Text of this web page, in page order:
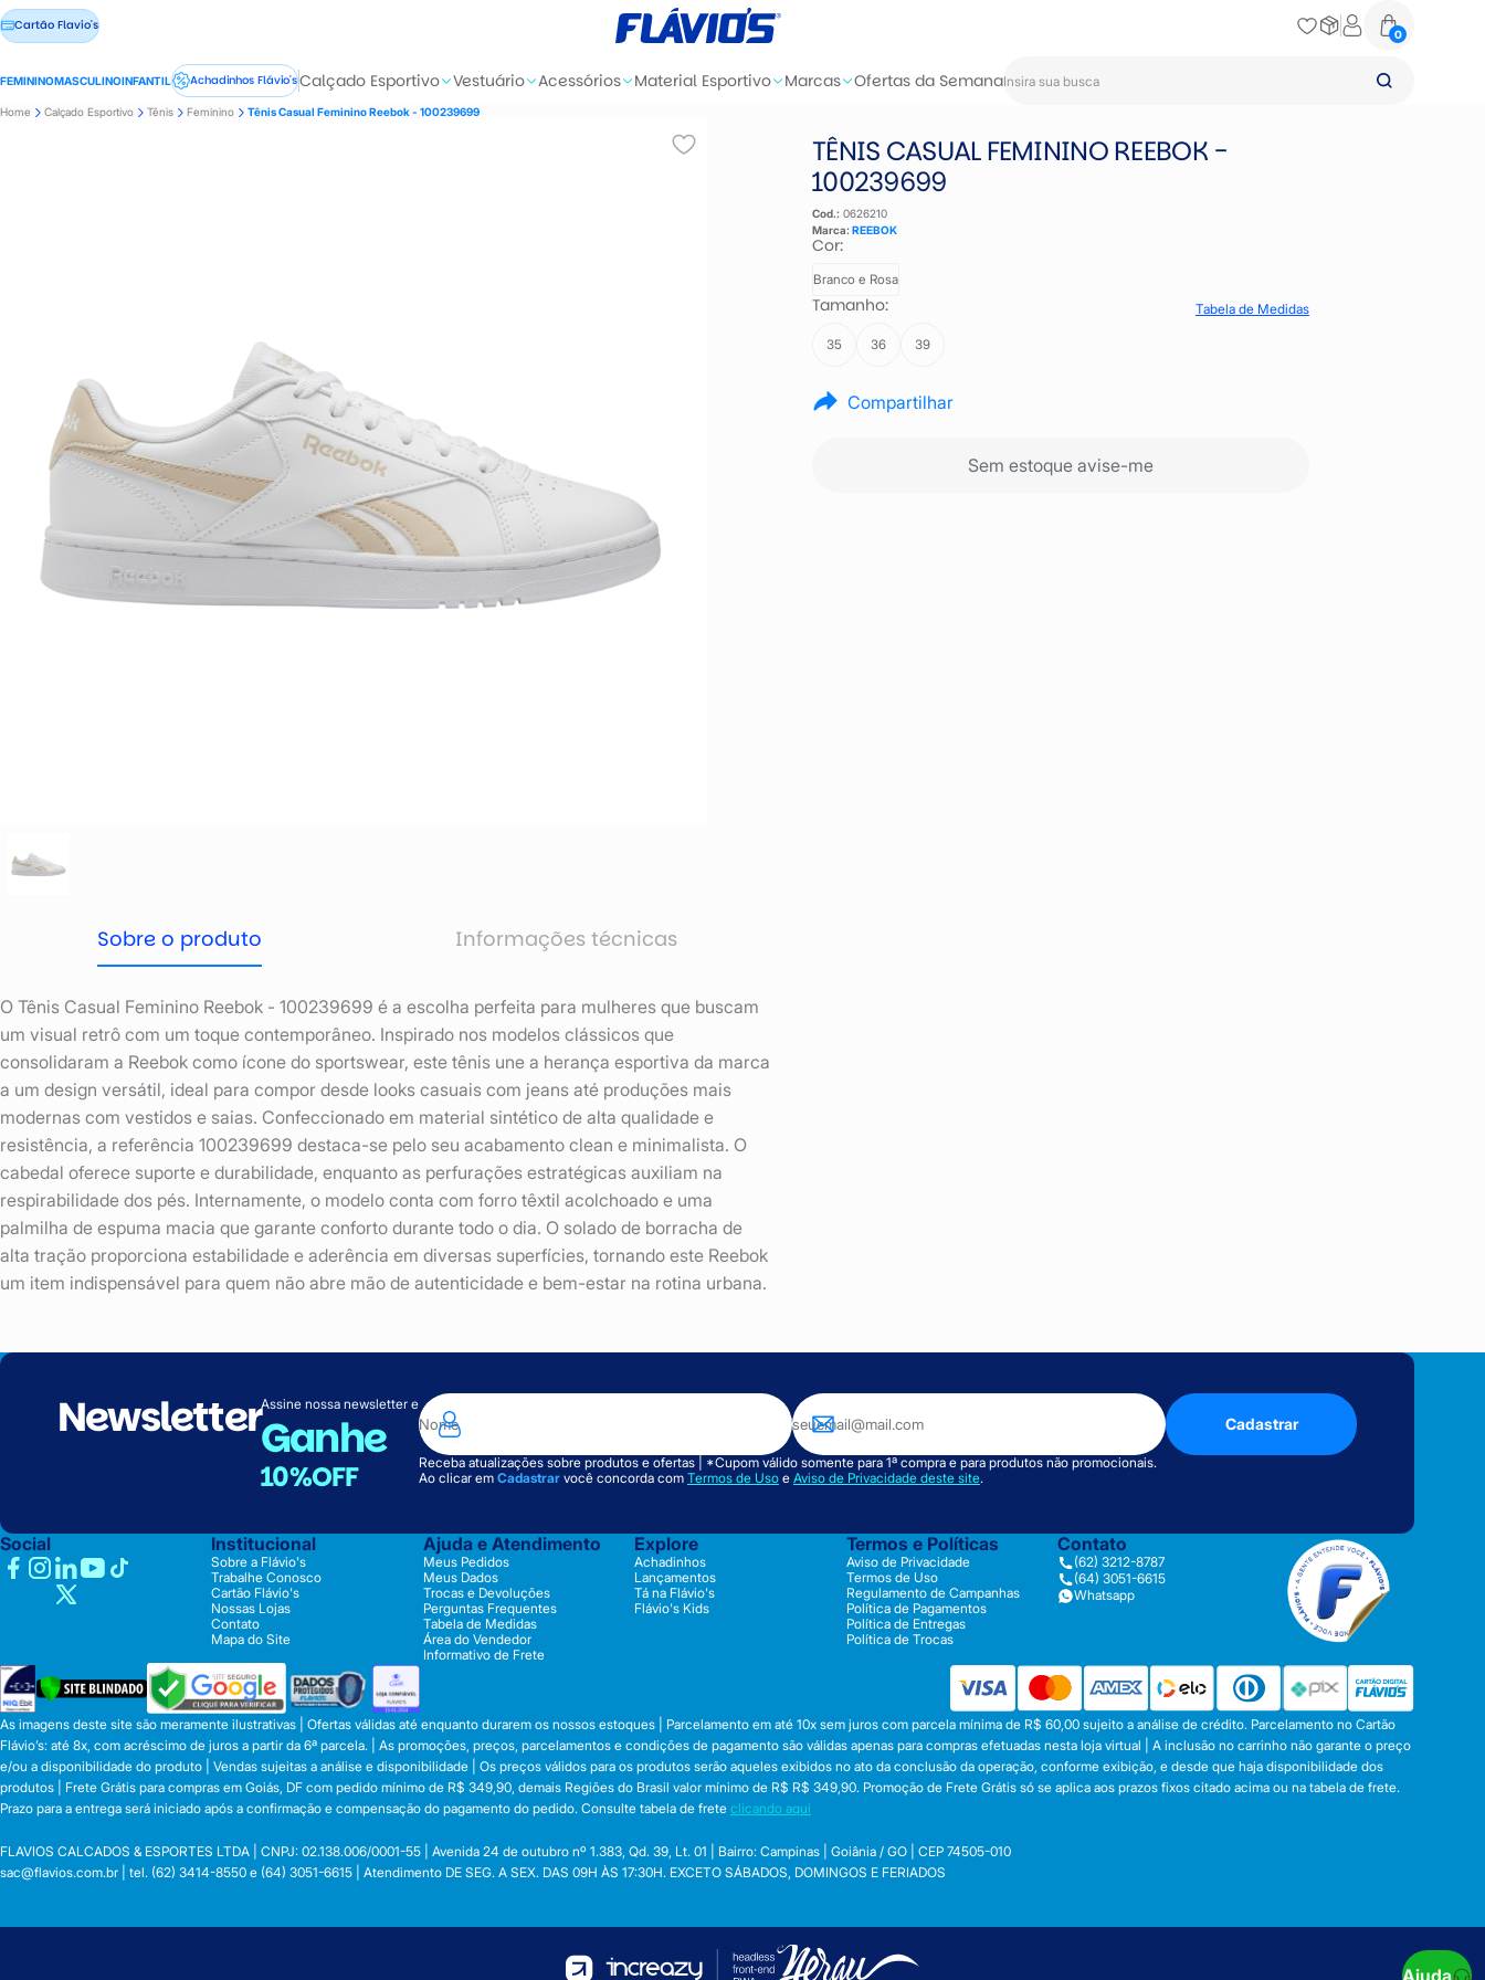
Cartão Flavio's
0
FEMININOMASCULINOINFANTIL Achadinhos Flávio'sCalçado Esportivo Vestuário Acessórios Material Esportivo Marcas Ofertas da Semana
Home Calçado Esportivo Tênis Feminino Tênis Casual Feminino Reebok - 100239699
TÊNIS CASUAL FEMININO REEBOK -
100239699
Cod.: 0626210
Marca: REEBOK
Cor:
Branco e Rosa
Tamanho: Tabela de Medidas
35 36 39
Compartilhar
Sem estoque avise-me
Sobre o produto Informações técnicas
O Tênis Casual Feminino Reebok - 100239699 é a escolha perfeita para mulheres que buscam
um visual retrô com um toque contemporâneo. Inspirado nos modelos clássicos que
consolidaram a Reebok como ícone do sportswear, este tênis une a herança esportiva da marca
a um design versátil, ideal para compor desde looks casuais com jeans até produções mais
modernas com vestidos e saias. Confeccionado em material sintético de alta qualidade e
resistência, a referência 100239699 destaca-se pelo seu acabamento clean e minimalista. O
cabedal oferece suporte e durabilidade, enquanto as perfurações estratégicas auxiliam na
respirabilidade dos pés. Internamente, o modelo conta com forro têxtil acolchoado e uma
palmilha de espuma macia que garante conforto durante todo o dia. O solado de borracha de
alta tração proporciona estabilidade e aderência em diversas superfícies, tornando este Reebok
um item indispensável para quem não abre mão de autenticidade e bem-estar na rotina urbana.
NewsletterAssine nossa newsletter e
Ganhe
10%OFF
Cadastrar
Receba atualizações sobre produtos e ofertas | *Cupom válido somente para 1ª compra e para produtos não promocionais.
Ao clicar em Cadastrar você concorda com Termos de Uso e Aviso de Privacidade deste site.
Social Institucional
Sobre a Flávio's
Trabalhe Conosco
Cartão Flávio's
Nossas Lojas
Contato
Mapa do Site
Ajuda e Atendimento
Meus Pedidos
Meus Dados
Trocas e Devoluções
Perguntas Frequentes
Tabela de Medidas
Área do Vendedor
Informativo de Frete
Explore
Achadinhos
Lançamentos
Tá na Flávio's
Flávio's Kids
Termos e Políticas
Aviso de Privacidade
Termos de Uso
Regulamento de Campanhas
Política de Pagamentos
Política de Entregas
Política de Trocas
Contato
(62) 3212-8787
(64) 3051-6615
Whatsapp
As imagens deste site são meramente ilustrativas | Ofertas válidas até enquanto durarem os nossos estoques | Parcelamento em até 10x sem juros com parcela mínima de R$ 60,00 sujeito a análise de crédito. Parcelamento no Cartão
Flávio’s: até 8x, com acréscimo de juros a partir da 6ª parcela. | As promoções, preços, parcelamentos e condições de pagamento são válidas apenas para compras efetuadas nesta loja virtual | A inclusão no carrinho não garante o preço
e/ou a disponibilidade do produto | Vendas sujeitas a análise e disponibilidade | Os preços válidos para os produtos serão aqueles exibidos no ato da conclusão da operação, conforme exibição, e desde que haja disponibilidade dos
produtos | Frete Grátis para compras em Goiás, DF com pedido mínimo de R$ 349,90, demais Regiões do Brasil valor mínimo de R$ R$ 349,90. Promoção de Frete Grátis só se aplica aos prazos fixos citado acima ou na tabela de frete.
Prazo para a entrega será iniciado após a confirmação e compensação do pagamento do pedido. Consulte tabela de frete clicando aqui
FLAVIOS CALCADOS & ESPORTES LTDA | CNPJ: 02.138.006/0001-55 | Avenida 24 de outubro nº 1.383, Qd. 39, Lt. 01 | Bairro: Campinas | Goiânia / GO | CEP 74505-010
sac@flavios.com.br | tel. (62) 3414-8550 e (64) 3051-6615 | Atendimento DE SEG. A SEX. DAS 09H ÀS 17:30H. EXCETO SÁBADOS, DOMINGOS E FERIADOS
Ajuda